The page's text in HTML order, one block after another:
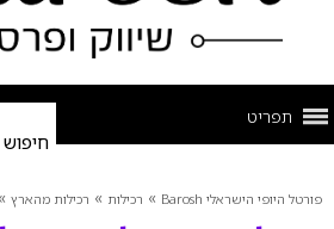
תפריט
פורטל היופי הישראלי Barosh » רכילות » רכילות מהארץ »